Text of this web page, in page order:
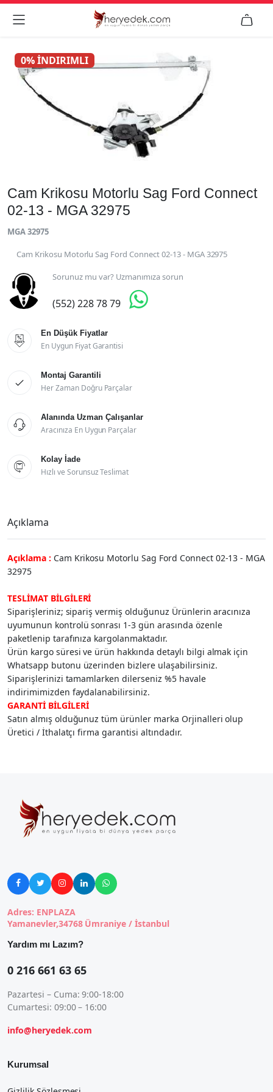
 
0% İNDIRIMLI
Cam Krikosu Motorlu Sag Ford Connect
02-13 - MGA 32975
MGA 32975
Cam Krikosu Motorlu Sag Ford Connect 02-13 - MGA 32975
Sorunuz mu var? Uzmanımıza sorun
(552) 228 78 79 

En Düşük Fiyatlar
En Uygun Fiyat Garantisi

Montaj Garantili
Her Zaman Doğru Parçalar

Alanında Uzman Çalışanlar
Aracınıza En Uygun Parçalar

Kolay İade
Hızlı ve Sorunsuz Teslimat
Açıklama
Açıklama : Cam Krikosu Motorlu Sag Ford Connect 02-13 - MGA
32975
TESLİMAT BİLGİLERİ
Siparişleriniz; sipariş vermiş olduğunuz Ürünlerin aracınıza
uyumunun kontrolü sonrası 1-3 gün arasında özenle
paketlenip tarafınıza kargolanmaktadır.
Ürün kargo süresi ve ürün hakkında detaylı bilgi almak için
Whatsapp butonu üzerinden bizlere ulaşabilirsiniz.
Siparişlerinizi tamamlarken dilerseniz %5 havale
indirimimizden faydalanabilirsiniz.
GARANTİ BİLGİLERİ
Satın almış olduğunuz tüm ürünler marka Orjinalleri olup
Üretici / İthalatçı firma garantisi altındadır.
    
Adres: ENPLAZA
Yamanevler,34768 Ümraniye / İstanbul
Yardım mı Lazım?
0 216 661 63 65
Pazartesi – Cuma: 9:00-18:00
Cumartesi: 09:00 – 16:00
info@heryedek.com
Kurumsal